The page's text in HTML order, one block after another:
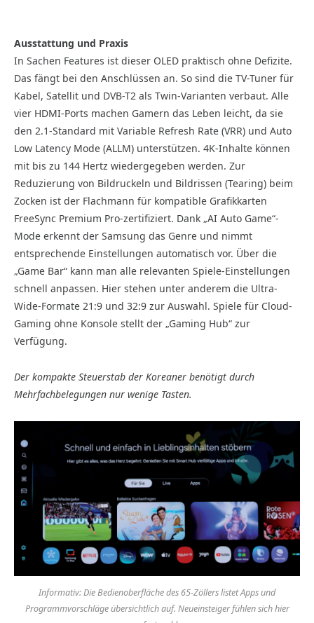
Ausstattung und Praxis
In Sachen Features ist dieser OLED praktisch ohne Defizite.
Das fängt bei den Anschlüssen an. So sind die TV-Tuner für
Kabel, Satellit und DVB-T2 als Twin-Varianten verbaut. Alle
vier HDMI-Ports machen Gamern das Leben leicht, da sie
den 2.1-Standard mit Variable Refresh Rate (VRR) und Auto
Low Latency Mode (ALLM) unterstützen. 4K-Inhalte können
mit bis zu 144 Hertz wiedergegeben werden. Zur
Reduzierung von Bildruckeln und Bildrissen (Tearing) beim
Zocken ist der Flachmann für kompatible Grafikkarten
FreeSync Premium Pro-zertifiziert. Dank „AI Auto Game“-
Mode erkennt der Samsung das Genre und nimmt
entsprechende Einstellungen automatisch vor. Über die
„Game Bar“ kann man alle relevanten Spiele-Einstellungen
schnell anpassen. Hier stehen unter anderem die Ultra-
Wide-Formate 21:9 und 32:9 zur Auswahl. Spiele für Cloud-
Gaming ohne Konsole stellt der „Gaming Hub“ zur
Verfügung.
Der kompakte Steuerstab der Koreaner benötigt durch
Mehrfachbelegungen nur wenige Tasten.
Informativ: Die Bedienoberfläche des 65-Zöllers listet Apps und
Programmvorschläge übersichtlich auf. Neueinsteiger fühlen sich hier